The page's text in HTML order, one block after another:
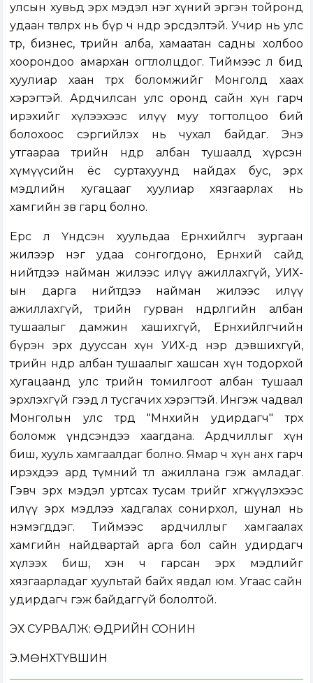
улсын хувьд эрх мэдэл нэг хүний эргэн тойронд
удаан төвлөрөх нь бүр ч өндөр эрсдэлтэй. Учир нь улс
төр, бизнес, төрийн алба, хамаатан садны холбоо
хоорондоо амархан огтлолцдог. Тиймээс л бид
хуулиар хаан төрөх боломжийг Монголд хаах
хэрэгтэй. Ардчилсан улс оронд сайн хүн гарч
ирэхийг хүлээхээс илүү муу тогтолцоо бий
болохоос сэргийлэх нь чухал байдаг. Энэ
утгаараа төрийн өндөр албан тушаалд хүрсэн
хүмүүсийн ёс суртахуунд найдах бус, эрх
мэдлийн хугацааг хуулиар хязгаарлах нь
хамгийн зөв гарц болно.
Ерөөсөө л Үндсэн хуульдаа Ерөнхийлөгч зургаан
жилээр нэг удаа сонгогдоно, Ерөнхий сайд
нийтдээ найман жилээс илүү ажиллахгүй, УИХ-
ын дарга нийтдээ найман жилээс илүү
ажиллахгүй, төрийн гурван өндөрлөгийн албан
тушаалыг дамжин хашихгүй, Ерөнхийлөгчийн
бүрэн эрх дууссан хүн УИХ-д нэр дэвшихгүй,
төрийн өндөр албан тушаалыг хашсан хүн тодорхой
хугацаанд улс төрийн томилгоот албан тушаал
эрхлэхгүй гээд л тусгачих хэрэгтэй. Ингэж чадвал
Монголын улс төрд "Мөнхийн удирдагч" төрөх
боломж үндсэндээ хаагдана. Ардчиллыг хүн
биш, хууль хамгаалдаг болно. Ямар ч хүн анх гарч
ирэхдээ ард түмний төлөө ажиллана гэж амладаг.
Гэвч эрх мэдэл уртсах тусам төрийг хөгжүүлэхээс
илүү эрх мэдлээ хадгалах сонирхол, шунал нь
нэмэгддэг. Тиймээс ардчиллыг хамгаалах
хамгийн найдвартай арга бол сайн удирдагч
хүлээх биш, хэн ч гарсан эрх мэдлийг
хязгаарладаг хуультай байх явдал юм. Угаас сайн
удирдагч гэж байдаггүй бололтой.
ЭХ СУРВАЛЖ: ӨДРИЙН СОНИН
Э.МӨНХТҮВШИН